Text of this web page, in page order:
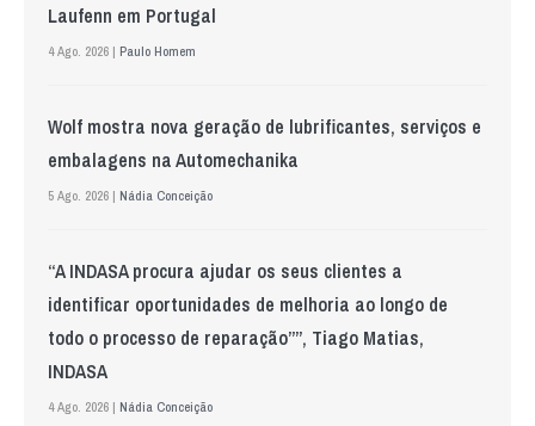
Laufenn em Portugal
4 Ago. 2026 | Paulo Homem
Wolf mostra nova geração de lubrificantes, serviços e
embalagens na Automechanika
5 Ago. 2026 | Nádia Conceição
“A INDASA procura ajudar os seus clientes a
identificar oportunidades de melhoria ao longo de
todo o processo de reparação””, Tiago Matias,
INDASA
4 Ago. 2026 | Nádia Conceição